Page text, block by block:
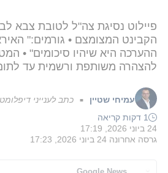
פיילוט נסיגת צה"ל לטובת צבא
הקבינט המצומצם • גורמים:"
ההערכה היא שיהיו סיכומים" •
להצהרה משותפת ורשמית עד
עמיחי שטיין ■ כתב לענייני
1 דקות קריאה
24 ביוני 2026, 17:19
גרסה אחרונה 24 ביוני 2026, 17:23